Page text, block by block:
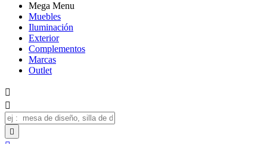
Mega Menu
Muebles
Iluminación
Exterior
Complementos
Marcas
Outlet


